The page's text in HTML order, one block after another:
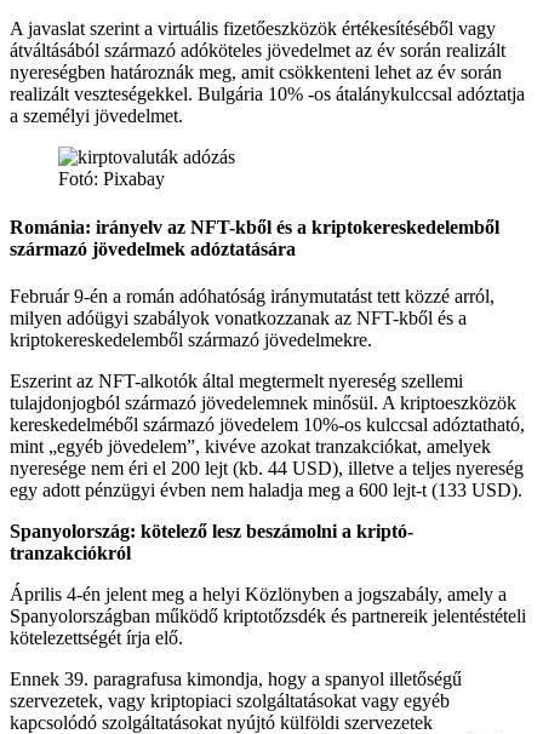
A javaslat szerint a virtuális fizetőeszközök értékesítéséből vagy
átváltásából származó adóköteles jövedelmet az év során realizált
nyereségben határoznák meg, amit csökkenteni lehet az év során
realizált veszteségekkel. Bulgária 10% -os átalánykulccsal adóztatja
a személyi jövedelmet.
Fotó: Pixabay
Románia: irányelv az NFT-kből és a kriptokereskedelemből
származó jövedelmek adóztatására
Február 9-én a román adóhatóság iránymutatást tett közzé arról,
milyen adóügyi szabályok vonatkozzanak az NFT-kből és a
kriptokereskedelemből származó jövedelmekre.
Eszerint az NFT-alkotók által megtermelt nyereség szellemi
tulajdonjogból származó jövedelemnek minősül. A kriptoeszközök
kereskedelméből származó jövedelem 10%-os kulccsal adóztatható,
mint „egyéb jövedelem”, kivéve azokat tranzakciókat, amelyek
nyeresége nem éri el 200 lejt (kb. 44 USD), illetve a teljes nyereség
egy adott pénzügyi évben nem haladja meg a 600 lejt-t (133 USD).
Spanyolország: kötelező lesz beszámolni a kriptó-
tranzakciókról
Április 4-én jelent meg a helyi Közlönyben a jogszabály, amely a
Spanyolországban működő kriptotőzsdék és partnereik jelentéstételi
kötelezettségét írja elő.
Ennek 39. paragrafusa kimondja, hogy a spanyol illetőségű
szervezetek, vagy kriptopiaci szolgáltatásokat vagy egyéb
kapcsolódó szolgáltatásokat nyújtó külföldi szervezetek